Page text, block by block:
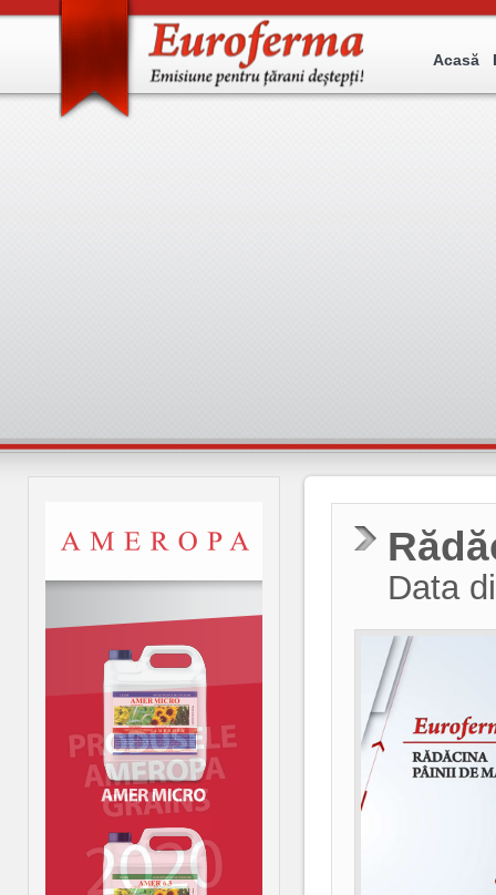
Acasă
Data